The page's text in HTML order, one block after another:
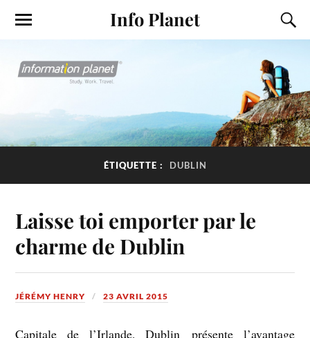
Info Planet
ÉTIQUETTE : DUBLIN
Laisse toi emporter par le
charme de Dublin
JÉRÉMY HENRY 23 AVRIL 2015
Capitale de l’Irlande, Dublin présente l’avantage